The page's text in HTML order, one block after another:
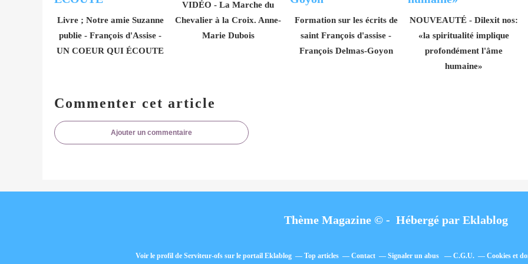
Livre ; Notre amie Suzanne
publie - François d'Assise -
UN COEUR QUI ÉCOUTE
VIDÉO - La Marche du
Chevalier à la Croix. Anne-
Marie Dubois
Formation sur les écrits de
saint François d'assise -
François Delmas-Goyon
NOUVEAUTÉ - Dilexit nos:
«la spiritualité implique
profondément l'âme
humaine»
Commenter cet article
Ajouter un commentaire
Thème Magazine © - Hébergé par Eklablog
Voir le profil de Serviteur-ofssur le portail Eklablog Top articles Contact Signaler un abus C.G.U. Cookies et